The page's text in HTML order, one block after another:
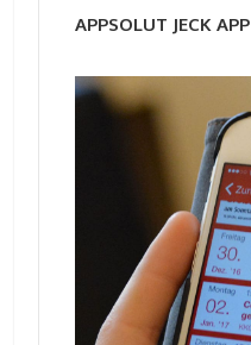
APPSOLUT JECK APP